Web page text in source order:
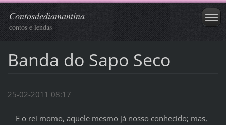
Contosdediamantina
contos e lendas
Banda do Sapo Seco
25-02-2011 08:17
E o rei momo, aquele mesmo já nosso conhecido; mas,